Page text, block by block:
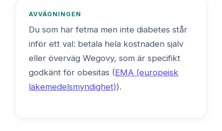
AVVÄGNINGEN
Du som har fetma men inte diabetes står
inför ett val: betala hela kostnaden själv
eller överväg Wegovy, som är specifikt
godkänt för obesitas (EMA (europeisk
läkemedelsmyndighet)).